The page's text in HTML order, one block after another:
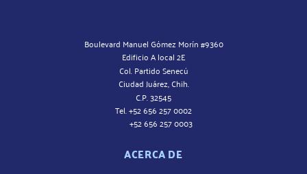
Boulevard Manuel Gómez Morín #9360
Edificio A local 2E
Col. Partido Senecú
Ciudad Juárez, Chih.
C.P. 32545
Tel. +52 656 257 0002
+52 656 257 0003
ACERCA DE